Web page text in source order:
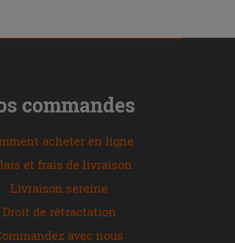
commandes
acheter en ligne
et frais de livraison
Livraison sereine
Droit de rétractation
avec nous